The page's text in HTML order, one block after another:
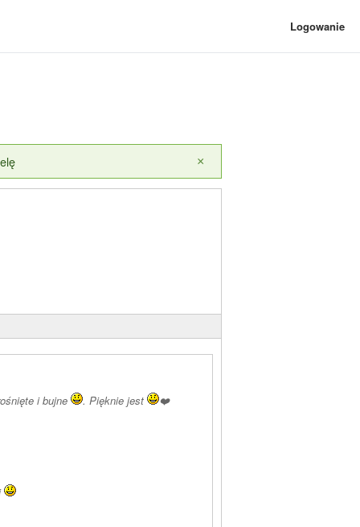
Logowanie
×
i bujne . Pięknie jest
❤️